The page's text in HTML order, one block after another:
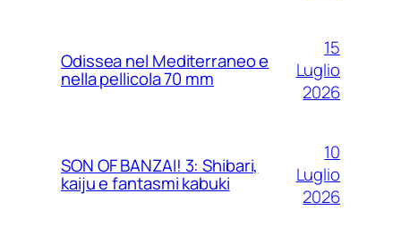
Odissea nel Mediterraneo e
nella pellicola 70 mm
15
Luglio
2026
SON OF BANZAI! 3: Shibari,
kaiju e fantasmi kabuki
10
Luglio
2026